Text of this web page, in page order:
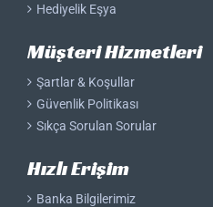
Hediyelik Eşya
Müşteri Hizmetleri
Şartlar & Koşullar
Güvenlik Politikası
Sıkça Sorulan Sorular
Hızlı Erişim
Banka Bilgilerimiz